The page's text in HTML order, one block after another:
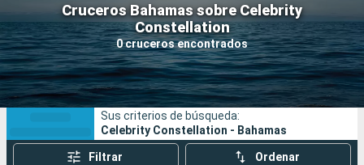
Cruceros Bahamas sobre Celebrity
Constellation
0 cruceros encontrados
Nuestros destinos
Fecha de salida
Puertos Compañías
Buscar
Sus criterios de búsqueda:
Celebrity Constellation - Bahamas
Filtrar Ordenar